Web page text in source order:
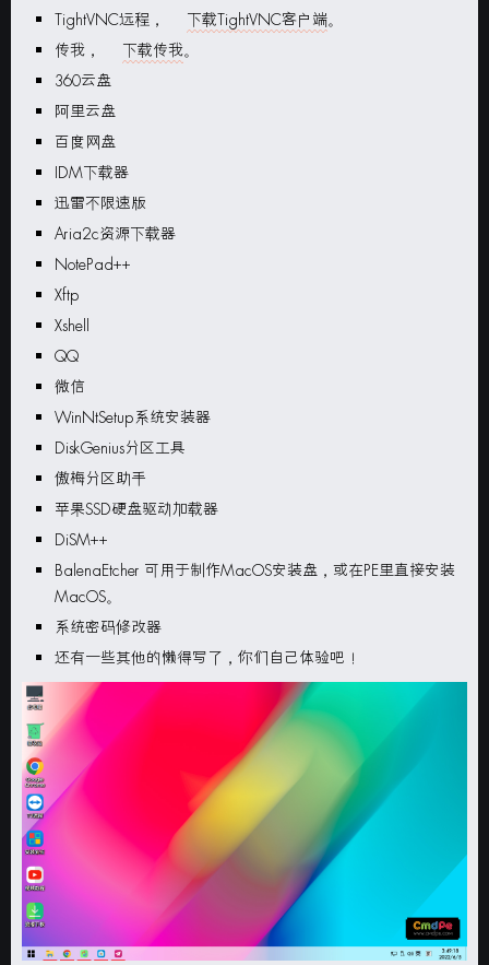
TightVNC远程， 下载TightVNC客户端。
传我，
下载传我。
360云盘
阿里云盘
百度网盘
IDM下载器
迅雷不限速版
Aria2c资源下载器
NotePad++
Xftp
Xshell
QQ
微信
WinNtSetup系统安装器
DiskGenius分区工具
傲梅分区助手
苹果SSD硬盘驱动加载器
DiSM++
BalenaEtcher 可用于制作MacOS安装盘，或在PE里直接安装
MacOS。
系统密码修改器
还有一些其他的懒得写了，你们自己体验吧！